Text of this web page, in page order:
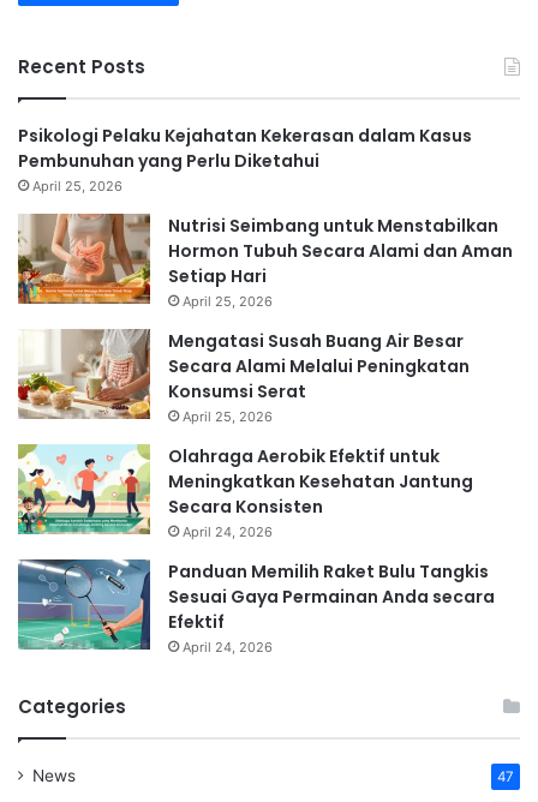
Recent Posts
Psikologi Pelaku Kejahatan Kekerasan dalam Kasus
Pembunuhan yang Perlu Diketahui
April 25, 2026
Nutrisi Seimbang untuk Menstabilkan
Hormon Tubuh Secara Alami dan Aman
Setiap Hari
April 25, 2026
Mengatasi Susah Buang Air Besar
Secara Alami Melalui Peningkatan
Konsumsi Serat
April 25, 2026
Olahraga Aerobik Efektif untuk
Meningkatkan Kesehatan Jantung
Secara Konsisten
April 24, 2026
Panduan Memilih Raket Bulu Tangkis
Sesuai Gaya Permainan Anda secara
Efektif
April 24, 2026
Categories
News 47